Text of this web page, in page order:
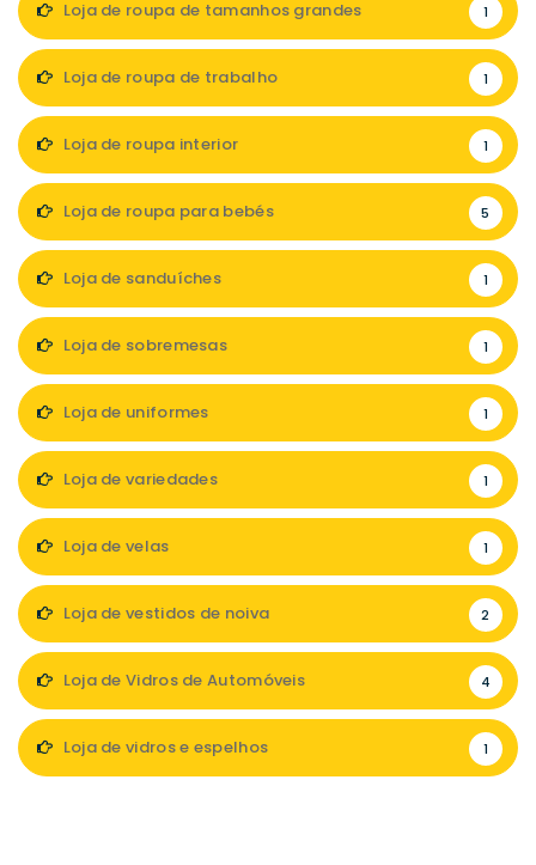
Loja de roupa de tamanhos grandes 1
Loja de roupa de trabalho 1
Loja de roupa interior 1
Loja de roupa para bebés 5
Loja de sanduíches 1
Loja de sobremesas 1
Loja de uniformes 1
Loja de variedades 1
Loja de velas 1
Loja de vestidos de noiva 2
Loja de Vidros de Automóveis 4
Loja de vidros e espelhos 1